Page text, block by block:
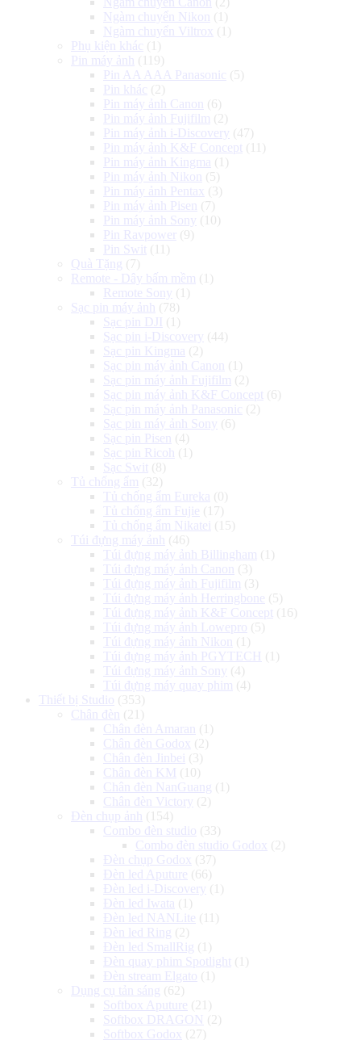
Ngàm chuyển Nikon
(1)
Ngàm chuyển Viltrox (1)
Phụ kiện khác (1)
Pin máy ảnh
(119)
Pin AA AAA Panasonic (5)
Pin khác (2)
Pin máy ảnh Canon
(6)
Pin máy ảnh Fujifilm (2)
Pin máy ảnh i-Discovery (47)
Pin máy ảnh K&F Concept (11)
Pin máy ảnh Kingma (1)
Pin máy ảnh Nikon
(5)
Pin máy ảnh Pentax (3)
Pin máy ảnh Pisen
(7)
Pin máy ảnh Sony (10)
Pin Ravpower
(9)
Pin Swit (11)
Quà Tặng (7)
Remote - Dây bấm mềm (1)
Remote Sony (1)
Sạc pin máy ảnh
(78)
Sạc pin DJI (1)
Sạc pin i-Discovery (44)
Sạc pin Kingma (2)
Sạc pin máy ảnh Canon
(1)
Sạc pin máy ảnh Fujifilm (2)
Sạc pin máy ảnh K&F Concept (6)
Sạc pin máy ảnh Panasonic (2)
Sạc pin máy ảnh Sony (6)
Sạc pin Pisen
(4)
Sạc pin Ricoh
(1)
Sạc Swit (8)
Tủ chống ẩm (32)
Tủ chống ẩm Eureka (0)
Tủ chống ẩm Fujie (17)
Tủ chống ẩm Nikatei (15)
Túi đựng máy ảnh
(46)
Túi đựng máy ảnh Billingham (1)
Túi đựng máy ảnh Canon
(3)
Túi đựng máy ảnh Fujifilm (3)
Túi đựng máy ảnh Herringbone (5)
Túi đựng máy ảnh K&F Concept (16)
Túi đựng máy ảnh Lowepro (5)
Túi đựng máy ảnh Nikon
(1)
Túi đựng máy ảnh PGYTECH
(1)
Túi đựng máy ảnh Sony (4)
Túi đựng máy quay phim (4)
Thiết bị Studio (353)
Chân đèn
(21)
Chân đèn Amaran
(1)
Chân đèn Godox (2)
Chân đèn Jinbei (3)
Chân đèn KM (10)
Chân đèn NanGuang (1)
Chân đèn Victory (2)
Đèn chụp ảnh
(154)
Combo đèn studio (33)
Combo đèn studio Godox (2)
Đèn chụp Godox (37)
Đèn led Aputure (66)
Đèn led i-Discovery (1)
Đèn led Iwata (1)
Đèn led NANLite (11)
Đèn led Ring (2)
Đèn led SmallRig (1)
Đèn quay phim Spotlight (1)
Đèn stream Elgato (1)
Dụng cụ tản sáng (62)
Softbox Aputure (21)
Softbox DRAGON (2)
Softbox Godox (27)